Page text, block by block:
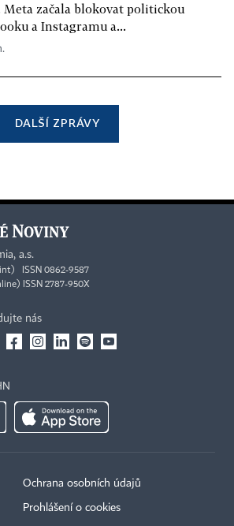
Meta začala blokovat politickou
a Instagramu a...
DALŠÍ ZPRÁVY
a.s.
ISSN 0862-9587
ISSN 2787-950X
nás
Ochrana osobních údajů
Prohlášení o cookies